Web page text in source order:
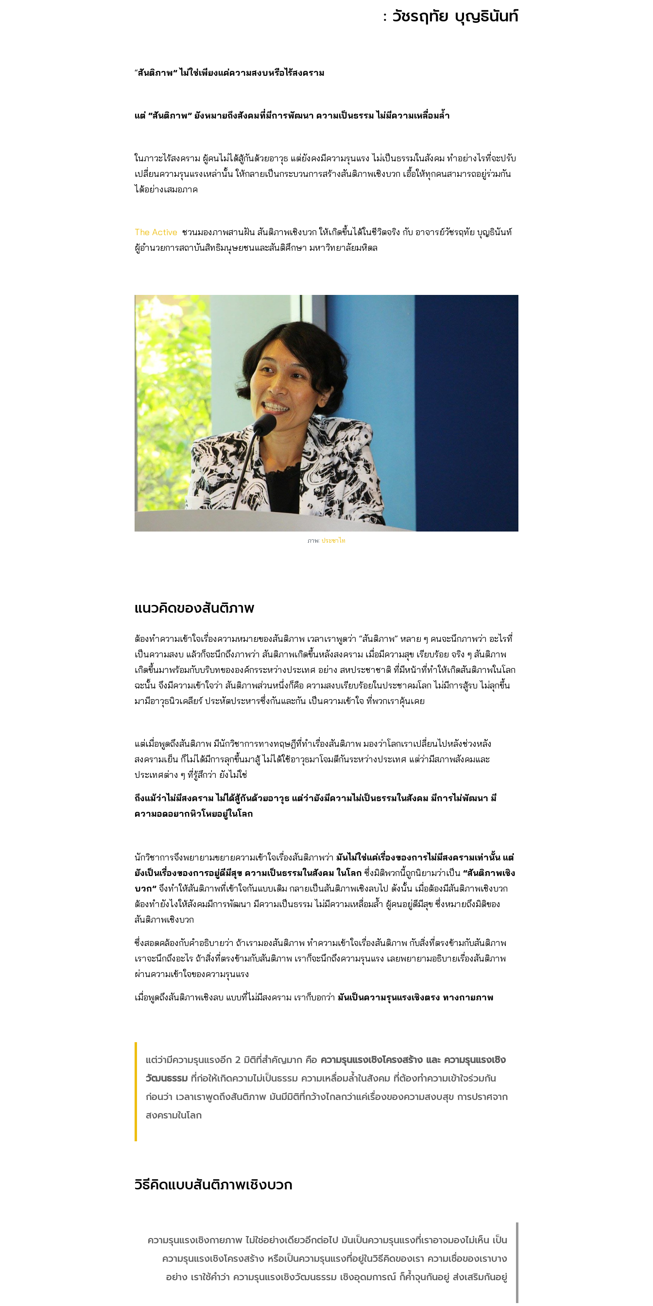
: วัชรฤทัย บุญธินันท์
“สันติภาพ” ไม่ใช่เพียงแค่ความสงบหรือไร้สงคราม
แต่ “สันติภาพ” ยังหมายถึงสังคมที่มีการพัฒนา ความเป็นธรรม ไม่มีความเหลื่อมล้ำ
ในภาวะไร้สงคราม ผู้คนไม่ได้สู้กันด้วยอาวุธ แต่ยังคงมีความรุนแรง ไม่เป็นธรรมในสังคม ทำอย่างไรที่จะปรับ
เปลี่ยนความรุนแรงเหล่านั้น ให้กลายเป็นกระบวนการสร้างสันติภาพเชิงบวก เอื้อให้ทุกคนสามารถอยู่ร่วมกัน
ได้อย่างเสมอภาค
The Active ชวนมองภาพสานฝัน สันติภาพเชิงบวก ให้เกิดขึ้นได้ในชีวิตจริง กับ อาจารย์วัชรฤทัย บุญธินันท์
ผู้อำนวยการสถาบันสิทธิมนุษยชนและสันติศึกษา มหาวิทยาลัยมหิดล
ภาพ: ประชาไท
แนวคิดของสันติภาพ
ต้องทำความเข้าใจเรื่องความหมายของสันติภาพ เวลาเราพูดว่า “สันติภาพ” หลาย ๆ คนจะนึกภาพว่า อะไรที่
เป็นความสงบ แล้วก็จะนึกถึงภาพว่า สันติภาพเกิดขึ้นหลังสงคราม เมื่อมีความสุข เรียบร้อย จริง ๆ สันติภาพ
เกิดขึ้นมาพร้อมกับบริบทขององค์กรระหว่างประเทศ อย่าง สหประชาชาติ ที่มีหน้าที่ทำให้เกิดสันติภาพในโลก
ฉะนั้น จึงมีความเข้าใจว่า สันติภาพส่วนหนึ่งก็คือ ความสงบเรียบร้อยในประชาคมโลก ไม่มีการสู้รบ ไม่ลุกขึ้น
มามีอาวุธนิวเคลียร์ ประหัตประหารซึ่งกันและกัน เป็นความเข้าใจ ที่พวกเราคุ้นเคย
แต่เมื่อพูดถึงสันติภาพ มีนักวิชาการทางทฤษฎีที่ทำเรื่องสันติภาพ มองว่าโลกเราเปลี่ยนไปหลังช่วงหลัง
สงครามเย็น ก็ไม่ได้มีการลุกขึ้นมาสู้ ไม่ได้ใช้อาวุธมาโจมตีกันระหว่างประเทศ แต่ว่ามีสภาพสังคมและ
ประเทศต่าง ๆ ที่รู้สึกว่า ยังไม่ใช่
ถึงแม้ว่าไม่มีสงคราม ไม่ได้สู้กันด้วยอาวุธ แต่ว่ายังมีความไม่เป็นธรรมในสังคม มีการไม่พัฒนา มี
ความอดอยากหิวโหยอยู่ในโลก
นักวิชาการจึงพยายามขยายความเข้าใจเรื่องสันติภาพว่า มันไม่ใช่แค่เรื่องของการไม่มีสงครามเท่านั้น แต่
ยังเป็นเรื่องของการอยู่ดีมีสุข ความเป็นธรรมในสังคม ในโลก ซึ่งมิติพวกนี้ถูกนิยามว่าเป็น “สันติภาพเชิง
บวก” จึงทำให้สันติภาพที่เข้าใจกันแบบเดิม กลายเป็นสันติภาพเชิงลบไป ดังนั้น เมื่อต้องมีสันติภาพเชิงบวก
ต้องทำยังไงให้สังคมมีการพัฒนา มีความเป็นธรรม ไม่มีความเหลื่อมล้ำ ผู้คนอยู่ดีมีสุข ซึ่งหมายถึงมิติของ
สันติภาพเชิงบวก
ซึ่งสอดคล้องกับคำอธิบายว่า ถ้าเรามองสันติภาพ ทำความเข้าใจเรื่องสันติภาพ กับสิ่งที่ตรงข้ามกับสันติภาพ
เราจะนึกถึงอะไร ถ้าสิ่งที่ตรงข้ามกับสันติภาพ เราก็จะนึกถึงความรุนแรง เลยพยายามอธิบายเรื่องสันติภาพ
ผ่านความเข้าใจของความรุนแรง
เมื่อพูดถึงสันติภาพเชิงลบ แบบที่ไม่มีสงคราม เราก็บอกว่า มันเป็นความรุนแรงเชิงตรง ทางกายภาพ
แต่ว่ามีความรุนแรงอีก 2 มิติที่สำคัญมาก คือ ความรุนแรงเชิงโครงสร้าง และ ความรุนแรงเชิง
วัฒนธรรม ที่ก่อให้เกิดความไม่เป็นธรรม ความเหลื่อมล้ำในสังคม ที่ต้องทำความเข้าใจร่วมกัน
ก่อนว่า เวลาเราพูดถึงสันติภาพ มันมีมิติที่กว้างไกลกว่าแค่เรื่องของความสงบสุข การปราศจาก
สงครามในโลก
วิธีคิดแบบสันติภาพเชิงบวก
ความรุนแรงเชิงกายภาพ ไม่ใช่อย่างเดียวอีกต่อไป มันเป็นความรุนแรงที่เราอาจมองไม่เห็น เป็น
ความรุนแรงเชิงโครงสร้าง หรือเป็นความรุนแรงที่อยู่ในวิธีคิดของเรา ความเชื่อของเราบาง
อย่าง เราใช้คำว่า ความรุนแรงเชิงวัฒนธรรม เชิงอุดมการณ์ ก็ค้ำจุนกันอยู่ ส่งเสริมกันอยู่